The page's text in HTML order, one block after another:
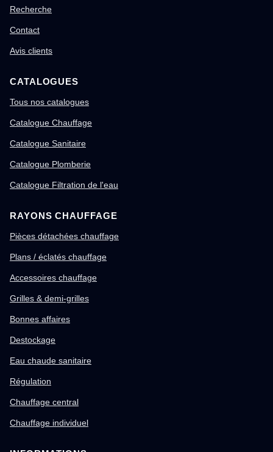
Recherche
Contact
Avis clients
CATALOGUES
Tous nos catalogues
Catalogue Chauffage
Catalogue Sanitaire
Catalogue Plomberie
Catalogue Filtration de l'eau
RAYONS CHAUFFAGE
Pièces détachées chauffage
Plans / éclatés chauffage
Accessoires chauffage
Grilles & demi-grilles
Bonnes affaires
Destockage
Eau chaude sanitaire
Régulation
Chauffage central
Chauffage individuel